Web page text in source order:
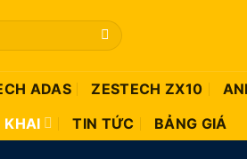
ADAS ZESTECH ZX10
KHAI
TIN TỨC BẢNG GIÁ